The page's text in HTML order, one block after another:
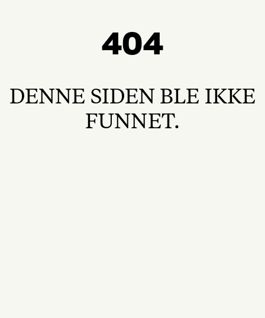
404
DENNE SIDEN BLE IKKE
FUNNET.